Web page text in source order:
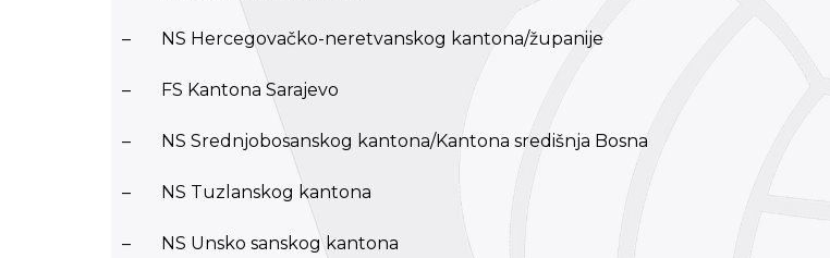
– NS Hercegovačko-neretvanskog kantona/županije
– FS Kantona Sarajevo
– NS Srednjobosanskog kantona/Kantona središnja Bosna
– NS Tuzlanskog kantona
– NS Unsko sanskog kantona